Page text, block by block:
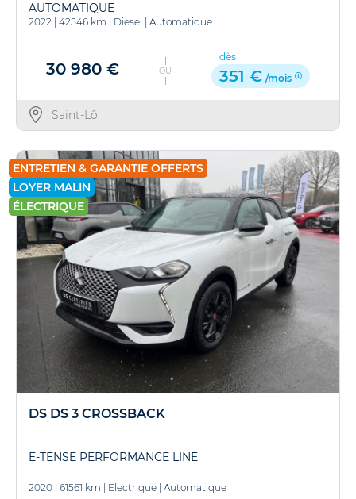
AUTOMATIQUE
2022 42546 km Diesel Automatique
30 980 € OU
dès
351 € /mois
Saint-Lô
ENTRETIEN & GARANTIE OFFERTS
LOYER MALIN
ÉLECTRIQUE
DS DS 3 CROSSBACK
E-TENSE PERFORMANCE LINE
2020 | 61561 km | Electrique | Automatique